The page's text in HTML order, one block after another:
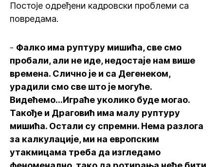
Постоје одређени кадровски проблеми са
повредама.
- Фалко има руптуру мишића, све смо
пробали, али не иде, недостаје нам више
времена. Слично је и са Дегенеком,
урадили смо све што је могуће.
Видећемо...Играће уколико буде могао.
Такође и Драговић има малу руптуру
мишића. Остали су спремни. Нема разлога
за калкулације, ми на европским
утакмицама треба да изгледамо